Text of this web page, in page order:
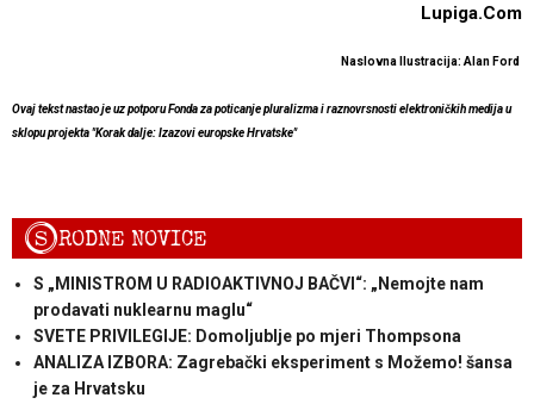
Lupiga.Com
Naslovna Ilustracija: Alan Ford
Ovaj tekst nastao je uz potporu Fonda za poticanje pluralizma i raznovrsnosti elektroničkih medija u
sklopu projekta "Korak dalje: Izazovi europske Hrvatske"
SRODNE NOVICE
S „MINISTROM U RADIOAKTIVNOJ BAČVI“: „Nemojte nam
prodavati nuklearnu maglu“
SVETE PRIVILEGIJE: Domoljublje po mjeri Thompsona
ANALIZA IZBORA: Zagrebački eksperiment s Možemo! šansa
je za Hrvatsku